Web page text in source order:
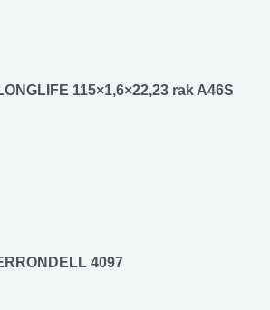
115×1,6×22,23 rak A46S
4097